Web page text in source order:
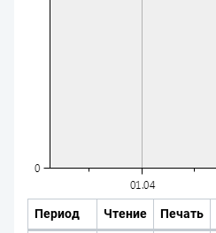
Период Чтение Печать